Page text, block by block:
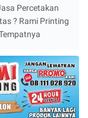
Percetakan
? Rami Printing